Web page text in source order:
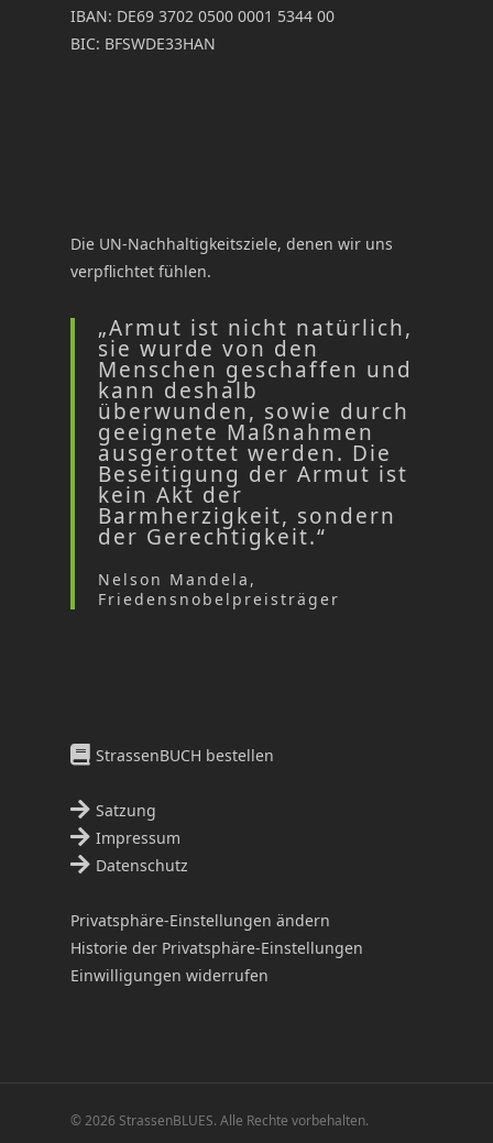
IBAN: DE69 3702 0500 0001 5344 00
BIC: BFSWDE33HAN
Die UN-Nachhaltigkeitsziele, denen wir uns
verpflichtet fühlen.
„Armut ist nicht natürlich,
sie wurde von den
Menschen geschaffen und
kann deshalb
überwunden, sowie durch
geeignete Maßnahmen
ausgerottet werden. Die
Beseitigung der Armut ist
kein Akt der
Barmherzigkeit, sondern
der Gerechtigkeit.“
Nelson Mandela,
Friedensnobelpreisträger
StrassenBUCH bestellen
Satzung
Impressum
Datenschutz
Privatsphäre-Einstellungen ändern
Historie der Privatsphäre-Einstellungen
Einwilligungen widerrufen
© 2026 StrassenBLUES. Alle Rechte vorbehalten.